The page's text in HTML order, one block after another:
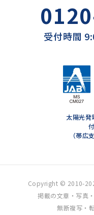
受付時間
太陽光発
（帯広
Copyright © 2010-
掲載の文章・写真
無断複写・